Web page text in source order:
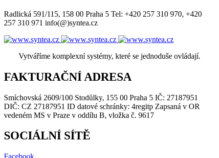
Radlická 591/115, 158 00 Praha 5 Tel: +420 257 310 970, +420
257 310 971 info(@)syntea.cz
Vytváříme komplexní systémy, které se jednoduše ovládají.
FAKTURAČNÍ ADRESA
Smíchovská 2609/100 Stodůlky, 155 00 Praha 5 IČ: 27187951
DIČ: CZ 27187951 ID datové schránky: 4regitp Zapsaná v OR
vedeném MS v Praze v oddílu B, vložka č. 9617
SOCIÁLNÍ SÍTĚ